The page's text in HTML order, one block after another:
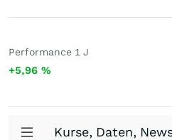
Performance 1 J
+5,96 %
Kurse, Daten,